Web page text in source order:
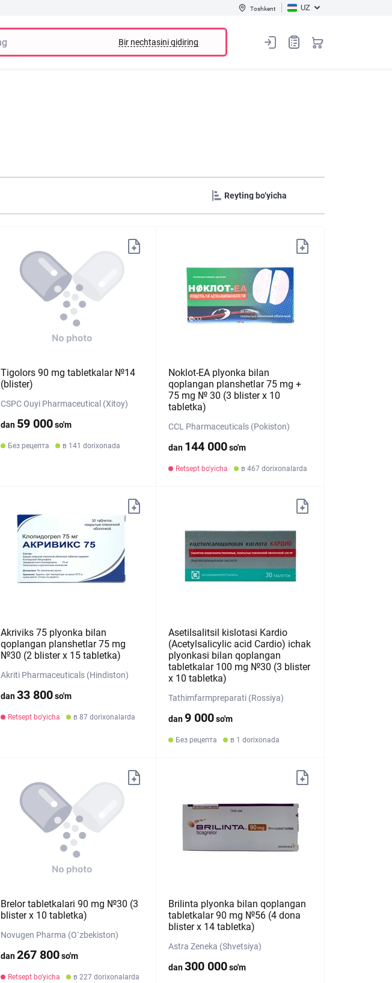
Toshkent UZ
Bir nechtasini qidiring
Tigolors 90 mg tabletkalar №14
(blister)
CSPC Ouyi Pharmaceutical (Xitoy)
dan 59 000so'm
Без рецепта в 141 dorixonada
Noklot-EA plyonka bilan
qoplangan planshetlar 75 mg +
75 mg № 30 (3 blister х 10
tabletka)
CCL Pharmaceuticals (Pokiston)
dan 144 000so'm
Retsept bo'yicha в 467 dorixonalarda
Akriviks 75 plyonka bilan
qoplangan planshetlar 75 mg
№30 (2 blister х 15 tabletka)
Akriti Pharmaceuticals (Hindiston)
dan33 800so'm
Retsept bo'yicha в 87 dorixonalarda
Asetilsalitsil kislotasi Kardio
(Acetylsalicylic acid Cardio) ichak
plyonkasi bilan qoplangan
tabletkalar 100 mg №30 (3 blister
х 10 tabletka)
Tathimfarmpreparati (Rossiya)
dan9 000so'm
Без рецепта в 1 dorixonada
Brelor tabletkalari 90 mg №30 (3
blister х 10 tabletka)
Novugen Pharma (O`zbekiston)
dan267 800so'm
Retsept bo'yicha в 227 dorixonalarda
Brilinta plyonka bilan qoplangan
tabletkalar 90 mg №56 (4 dona
blister х 14 tabletka)
Astra Zeneka (Shvetsiya)
dan300 000so'm